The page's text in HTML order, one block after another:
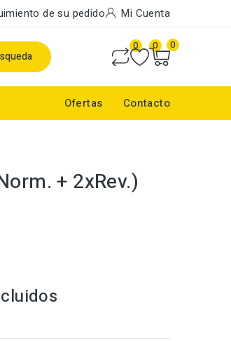
de su pedido Mi Cuenta
0 0 0
Ofertas Contacto
+ 2xRev.)